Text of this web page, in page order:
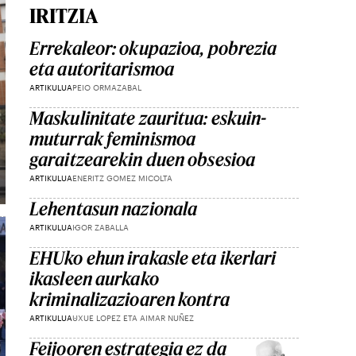
IRITZIA
Errekaleor: okupazioa, pobrezia
eta autoritarismoa
ARTIKULUAPEIO ORMAZABAL
Maskulinitate zauritua: eskuin-
muturrak feminismoa
garaitzearekin duen obsesioa
ARTIKULUAENERITZ GOMEZ MICOLTA
Lehentasun nazionala
ARTIKULUAIGOR ZABALLA
EHUko ehun irakasle eta ikerlari
ikasleen aurkako
kriminalizazioaren kontra
ARTIKULUAUXUE LOPEZ ETA AIMAR NUÑEZ
Feijooren estrategia ez da